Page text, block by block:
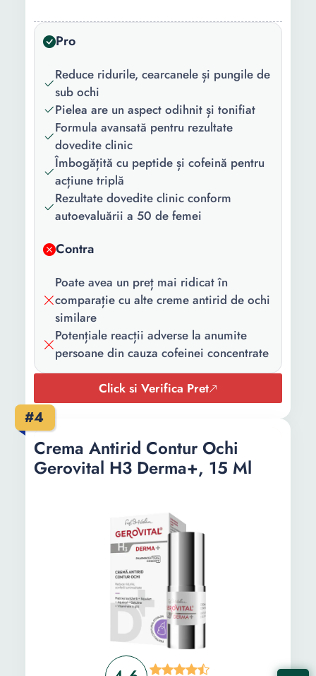
Ingredient
Varsta:
Gama:
Age Specialist
Tipul de ten:
Normal
Forma/Textura: Crema
Proprietati:
Energizant
pachet:
Cantitate:
15 ml
Culoare:
Portocaliu Albastru
Pro
Reduce ridurile, cearcanele și pungile de
sub ochi
Pielea are un aspect odihnit și tonifiat
Formula avansată pentru rezultate
dovedite clinic
Îmbogățită cu peptide și cofeină pentru
acțiune triplă
Rezultate dovedite clinic conform
autoevaluării a 50 de femei
Contra
Poate avea un preț mai ridicat în
comparație cu alte creme antirid de ochi
similare
Potențiale reacții adverse la anumite
persoane din cauza cofeinei concentrate
Click si Verifica Pret
#4
Crema Antirid Contur Ochi
Gerovital H3 Derma+, 15 Ml